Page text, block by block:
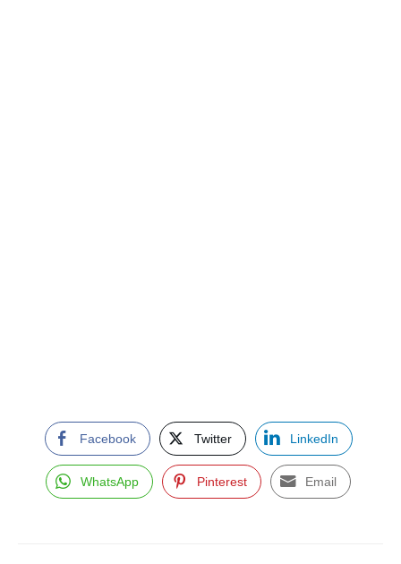
Facebook Twitter LinkedIn
WhatsApp Pinterest Email